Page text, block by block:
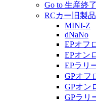
Go to 生産終
RCカー旧製品
MINI-Z
dNaNo
EPオフ
EPオン
EPラリ
GPオフ
GPオン
GPラリ